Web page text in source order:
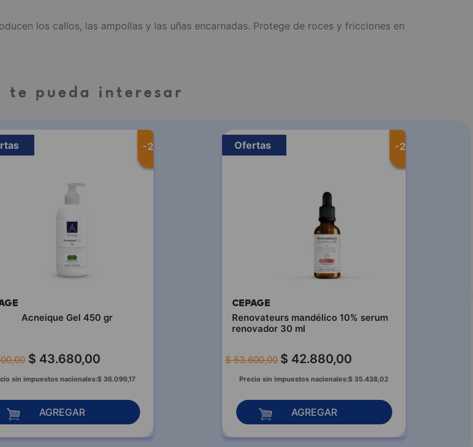
los callos, las ampollas y las uñas encarnadas. Protege de roces y fricciones en
te pueda interesar
-20 %
Acneique Gel 450 gr
,00 $ 43.680,00
sin impuestos nacionales:$ 36.099,17
AGREGAR
-20 %
Ofertas
CEPAGE
Renovateurs mandélico 10% serum
renovador 30 ml
$ 53.600,00 $ 42.880,00
Precio sin impuestos nacionales:$ 35.438,02
AGREGAR